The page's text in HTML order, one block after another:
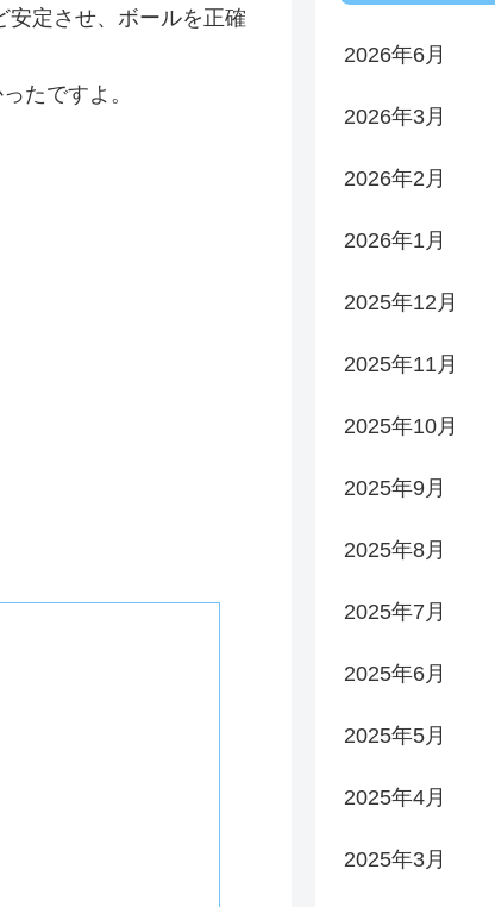
安定させ、ボールを正確
たですよ。
2026年6月
2026年3月
2026年2月
2026年1月
2025年12月
2025年11月
2025年10月
2025年9月
2025年8月
2025年7月
2025年6月
2025年5月
2025年4月
2025年3月